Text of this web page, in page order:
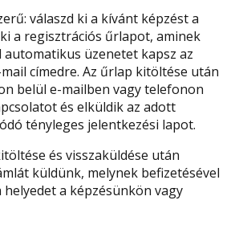
válaszd ki a kívánt képzést a
a regisztrációs űrlapot, aminek
üzenetet kapsz az
címedre. Az űrlap kitöltése után
belül e-mailben vagy telefonon
és elküldik az adott
tényleges jelentkezési lapot.
és visszaküldése után
küldünk, melynek befizetésével
a képzésünkön vagy